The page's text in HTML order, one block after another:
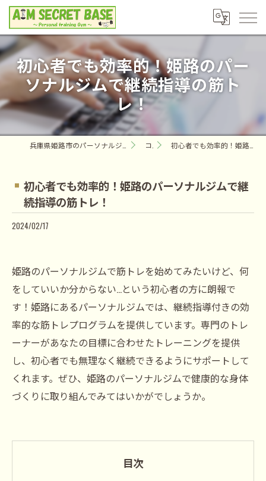
初心者でも効率的！姫路のパー
ソナルジムで継続指導の筋ト
レ！
コラム 初心者でも効率的！姫路のパーソナルジムで継続指導の筋トレ！
初心者でも効率的！姫路のパーソナルジムで継
続指導の筋トレ！
2024/02/17
姫路のパーソナルジムで筋トレを始めてみたいけど、何
をしていいか分からない...という初心者の方に朗報で
す！姫路にあるパーソナルジムでは、継続指導付きの効
率的な筋トレプログラムを提供しています。専門のトレ
ーナーがあなたの目標に合わせたトレーニングを提供
し、初心者でも無理なく継続できるようにサポートして
くれます。ぜひ、姫路のパーソナルジムで健康的な身体
づくりに取り組んでみてはいかがでしょうか。
目次